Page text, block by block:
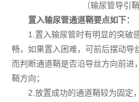
（输尿管导引
置入输尿管通道鞘要点如下：
1.置入输尿管时有明显的突破
畅，如果置入困难，可前后摆动导
而判断通道鞘是否沿导丝方向前进
鞘方向；
2.放置成功的通道鞘较为固定